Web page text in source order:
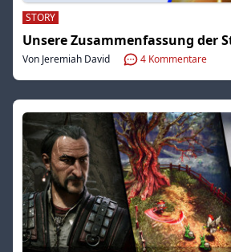
STORY
Unsere Zusammenfassung der
Von Jeremiah David 4 Kommentare